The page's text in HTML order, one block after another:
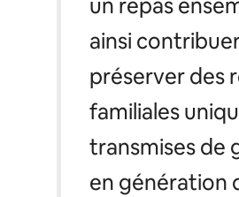
un repas
ainsi
préserver des
familiales
transmises de
en génération